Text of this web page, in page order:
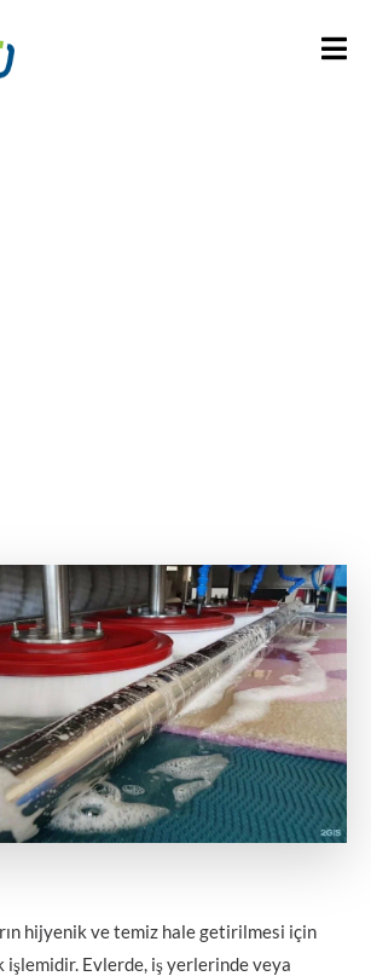
hijyenik ve temiz hale getirilmesi için
işlemidir. Evlerde, iş yerlerinde veya